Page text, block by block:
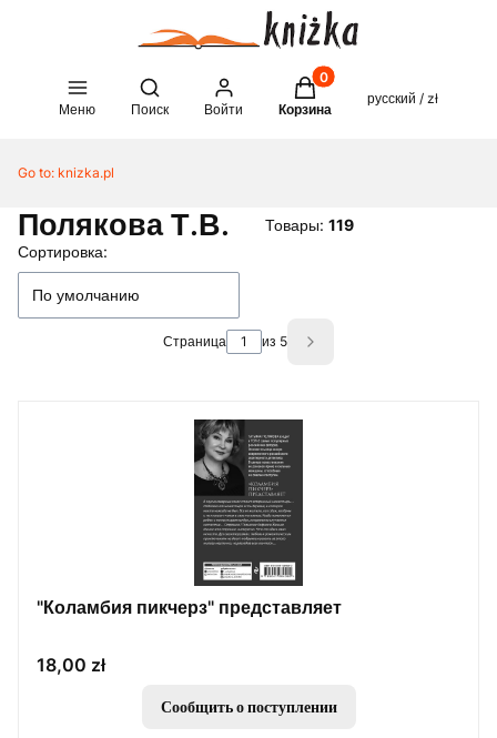
Меню
Open search engine
Поиск Войти
Товары в корзине: 0.
Корзина
русский / zł
Go to: knizka.pl
Полякова Т.В. Товары: 119
Список товаров
Сортировка:
По умолчанию
Страница из 5 Next products
"Коламбия пикчерз" представляет
Цена
18,00 zł
Сообщить о поступлении